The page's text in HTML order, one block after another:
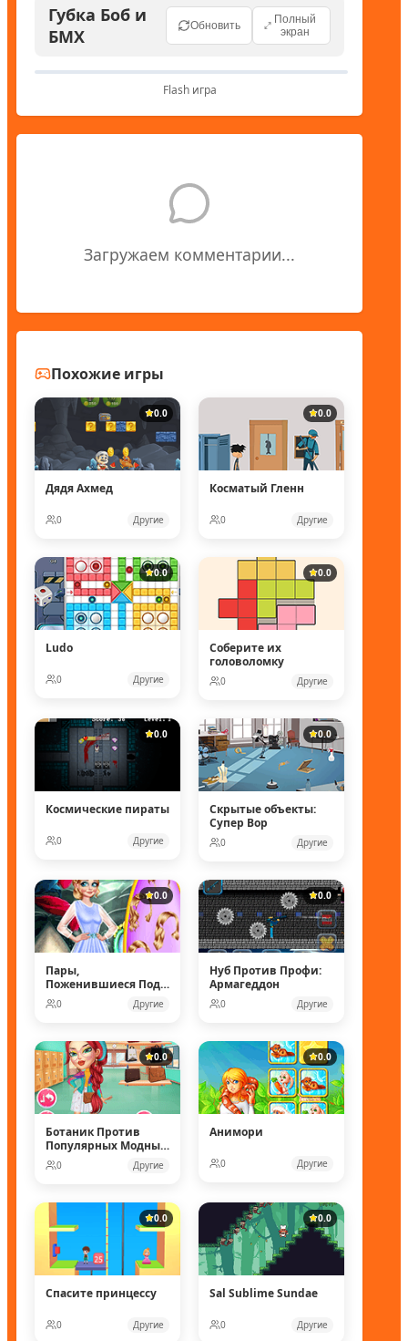
Губка Боб и
БМХ
Обновить
Полный
экран
Flash игра
Загружаем комментарии...
Похожие игры
0.0
Дядя Ахмед
0 Другие
0.0
Косматый Гленн
0 Другие
0.0
Ludo
0 Другие
0.0
Соберите их
головоломку
0 Другие
0.0
Космические пираты
0 Другие
0.0
Скрытые объекты:
Супер Вор
0 Другие
0.0
Пары,
Поженившиеся Под
Водой
0 Другие
0.0
Нуб Против Профи:
Армагеддон
0 Другие
0.0
Ботаник Против
Популярных Модных
Кукол
0 Другие
0.0
Анимори
0 Другие
0.0
Спасите принцессу
0 Другие
0.0
Sal Sublime Sundae
0 Другие